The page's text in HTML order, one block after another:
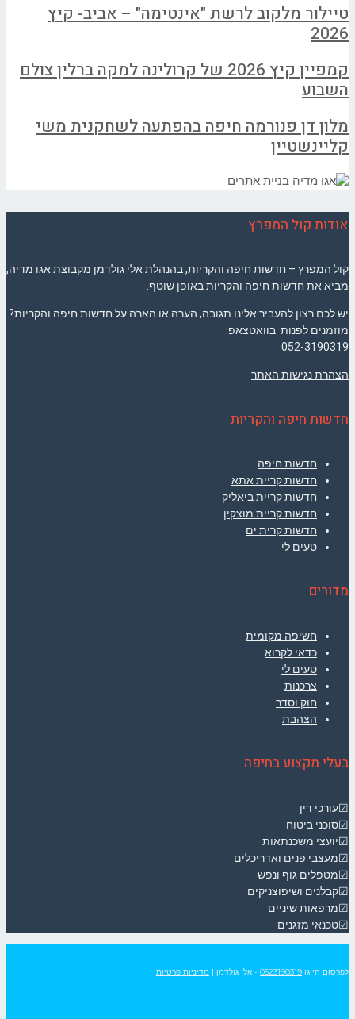
טיילור מלקוב לרשת "אינטימה" – אביב- קיץ
2026
קמפיין קיץ 2026 של קרולינה למקה ברלין צולם
השבוע
מלון דן פנורמה חיפה בהפתעה לשחקנית משי
קליינשטיין
אודות קול המפרץ
קול המפרץ – חדשות חיפה והקריות, בהנהלת אלי גולדמן מקבוצת אגו מדיה,
מביא את חדשות חיפה והקריות באופן שוטף.
יש לכם רצון להעביר אלינו תגובה, הערה או הארה על חדשות חיפה והקריות?
מוזמנים לפנות בוואטצאפ:
052-3190319
הצהרת נגישות האתר
חדשות חיפה והקריות
חדשות חיפה
חדשות קריית אתא
חדשות קריית ביאליק
חדשות קריית מוצקין
חדשות קרית ים
טעים לי
מדורים
חשיפה מקומית
כדאי לקרוא
טעים לי
צרכנות
חוק וסדר
הצהבת
בעלי מקצוע בחיפה
☑עורכי דין
☑סוכני ביטוח
☑יועצי משכנתאות
☑מעצבי פנים ואדריכלים
☑מטפלים גוף ונפש
☑קבלנים ושיפוצניקים
☑מרפאות שיניים
☑טכנאי מזגנים
לפרסום חייגו 0523190319 - אלי גולדמן | מדיניות פרטיות